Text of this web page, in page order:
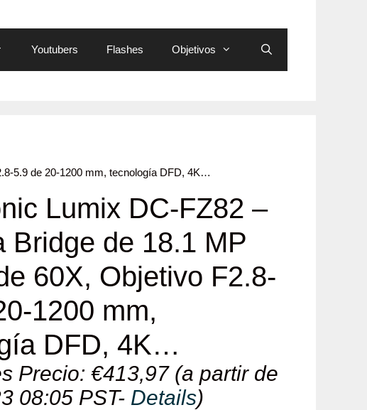
Youtubers Flashes Objetivos
5.9 de 20-1200 mm, tecnología DFD, 4K…
Lumix DC-FZ82 –
Bridge de 18.1 MP
60X, Objetivo F2.8-
1200 mm,
DFD, 4K…
Precio:€413,97(a partir de
08:05 PST- Details)